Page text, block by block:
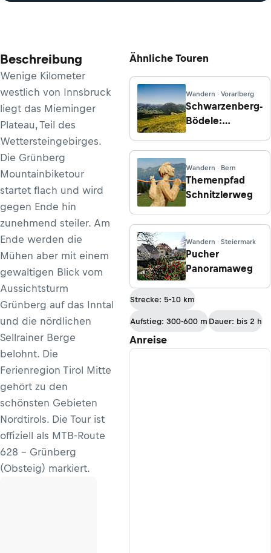
Beschreibung
Wenige Kilometer
westlich von Innsbruck
liegt das Mieminger
Plateau, Teil des
Wettersteingebirges.
Die Grünberg
Mountainbiketour
startet flach und wird
gegen Ende hin
zunehmend steiler. Am
Ende werden die
Mühen aber mit einem
gewaltigen Blick vom
Aussichtsturm
Grünberg auf das Inntal
und die nördlichen
Sellrainer Berge
belohnt. Die
Ferienregion Tirol Mitte
gehört zu den
schönsten Gebieten
Nordtirols. Die Tour ist
offiziell als MTB-Route
628 - Grünberg
(Obsteig) markiert.
Ähnliche Touren
Wandern · Vorarlberg
Schwarzenberg-
Bödele:
Hütte, St. Ilga,
Schwarzenberg
Wandern · Bern
Themenpfad
Schnitzlerweg
Wandern · Steiermark
Pucher
Panoramaweg
Strecke: 5-10 km
Aufstieg: 300-600 m Dauer: bis 2 h
Anreise